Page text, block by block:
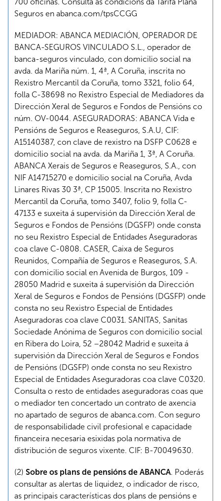
Seguros en abanca.com/tpsCCGG
MEDIADOR: ABANCA MEDIACIÓN, OPERADOR DE
BANCA-SEGUROS VINCULADO S.L., operador de
banca-seguros vinculado, con domicilio social na
avda. da Mariña núm. 1, 4ª, A Coruña, inscrita no
Rexistro Mercantil da Coruña, tomo 3321, folio 64,
folla C-38698 no Rexistro Especial de Mediadores da
Dirección Xeral de Seguros e Fondos de Pensións co
núm. OV-0044. ASEGURADORAS: ABANCA Vida e
Pensións de Seguros e Reaseguros, S.A.U, CIF:
A15140387, con clave de rexistro na DSFP C0628 e
domicilio social na avda. da Mariña 1, 3ª, A Coruña.
ABANCA Xerais de Seguros e Reaseguros, S.A., con
NIF A14715270 e domicilio social na Coruña, Avda
Linares Rivas 30 3ª, CP 15005. Inscrita no Rexistro
Mercantil da Coruña, tomo 3407, folio 9, folla C-
47133 e suxeita á supervisión da Dirección Xeral de
Seguros e Fondos de Pensións (DGSFP) onde consta
no seu Rexistro Especial de Entidades Aseguradoras
coa clave C-0808. CASER, Caixa de Seguros
Reunidos, Compañía de Seguros e Reaseguros, S.A.
con domicilio social en Avenida de Burgos, 109 -
28050 Madrid e suxeita á supervisión da Dirección
Xeral de Seguros e Fondos de Pensións (DGSFP) onde
consta no seu Rexistro Especial de Entidades
Aseguradoras coa clave C0031. SANITAS, Sanitas
Sociedade Anónima de Seguros con domicilio social
en Ribera do Loira, 52 –28042 Madrid e suxeita á
supervisión da Dirección Xeral de Seguros e Fondos
de Pensións (DGSFP) onde consta no seu Rexistro
Especial de Entidades Aseguradoras coa clave C0320.
Consulta o resto de entidades aseguradoras coas que
o mediador ten concertado un contrato de axencia
no apartado de seguros de abanca.com. Con seguro
de responsabilidade civil profesional e capacidade
financeira necesaria esixidas pola normativa de
distribución de seguros vixente. CIF: B-70049630.
(2) Sobre os plans de pensións de ABANCA. Poderás
consultar as alertas de liquidez, o indicador de risco,
as principais características dos plans de pensións e